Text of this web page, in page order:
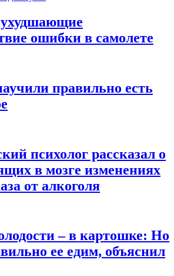
ошибки в самолете
правильно есть
психолог рассказал о
в мозге изменениях
от алкоголя
– в картошке: Но
ее едим, объяснил